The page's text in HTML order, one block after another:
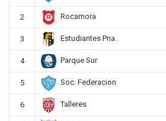
2 Rocamora
3 Estudiantes Pna.
4 Parque Sur
5 Soc. Federacion
6 Talleres